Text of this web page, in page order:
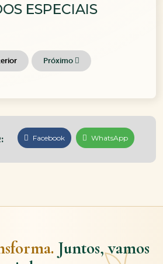
ESPECIAIS
Próximo
Facebook WhatsApp
Juntos, vamos